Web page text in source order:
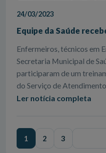
24/03/2023
Equipe da Saúde
Enfermeiros, técnicos em
Secretaria Municipal de
participaram de um
do Serviço de
Ler notícia completa
1 2 3